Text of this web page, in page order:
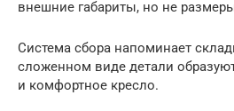
внешние габариты, но не
Система сбора напоминает
сложенном виде детали
и комфортное кресло.